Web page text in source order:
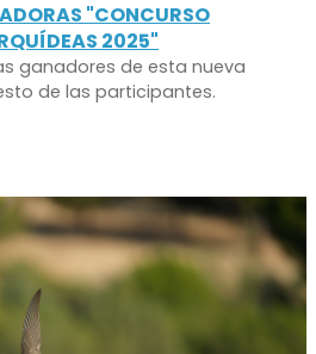
"CONCURSO
2025"
ganadores de esta nueva
de las participantes.